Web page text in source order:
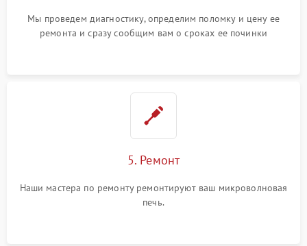
Мы проведем диагностику, определим поломку и цену ее
ремонта и сразу сообщим вам о сроках ее починки
5. Ремонт
Наши мастера по ремонту ремонтируют ваш микроволновая
печь.